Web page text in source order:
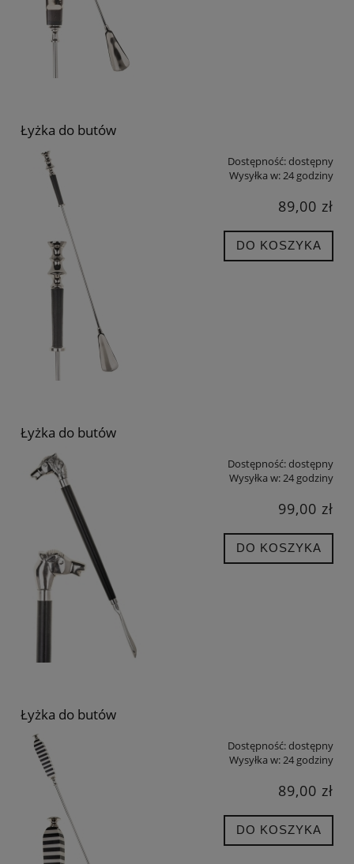
Łyżka do butów
Dostępność:dostępny
Wysyłka w:24 godziny
89,00 zł
DO KOSZYKA
Łyżka do butów
Dostępność:dostępny
Wysyłka w: 24 godziny
99,00 zł
DO KOSZYKA
Łyżka do butów
Dostępność:dostępny
Wysyłka w:24 godziny
89,00 zł
DO KOSZYKA